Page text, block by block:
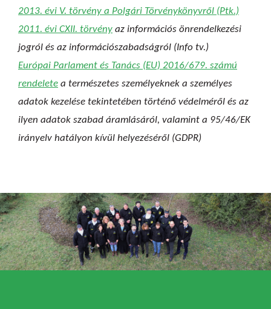
2013. évi V. törvény a Polgári Törvénykönyvről (Ptk.)
2011. évi CXII. törvény az információs önrendelkezési
jogról és az információszabadságról (Info tv.)
Európai Parlament és Tanács (EU) 2016/679. számú
rendelete a természetes személyeknek a személyes
adatok kezelése tekintetében történő védelméről és az
ilyen adatok szabad áramlásáról, valamint a 95/46/EK
irányelv hatályon kívül helyezéséről (GDPR)